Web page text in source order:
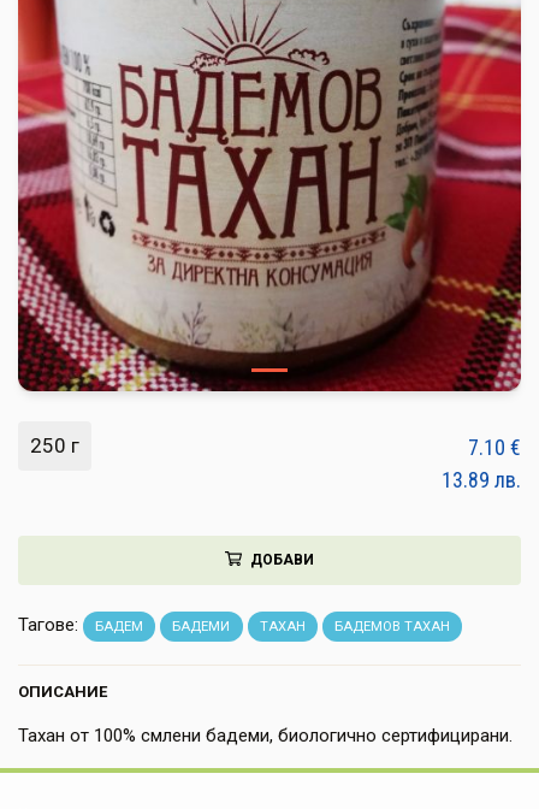
ПЛОДОВЕ И ЗЕЛЕНЧУЦИ
ХЛЯБ, ЗЪРНЕНИ, ВАРИВА
МЛЕЧНИ И ЯЙЦА
МЕД И ПЧЕЛНИ
КОНСЕРВИРАНИ
ЯДКИ И ТАХАНИ
ВЕГАН ПРОДУКТИ
БИЛКИ И ПОДПРАВКИ
КОЗМЕТИКА
ЗА ДОМА
КНИГИ
250 г 7.10 €
13.89 лв.
ДОБАВИ
Тагове: БАДЕМ БАДЕМИ ТАХАН БАДЕМОВ ТАХАН
ОПИСАНИЕ
Тахан от 100% смлени бадеми, биологично сертифицирани.